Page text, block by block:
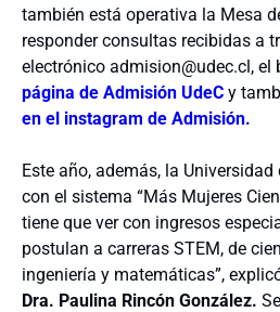
también está operativa la Mesa
responder consultas recibidas a
electrónico admision@udec.cl, el
página de Admisión UdeC y
en el instagram de Admisión.
Este año, además, la
con el sistema “Más Mujeres
tiene que ver con ingresos
postulan a carreras STEM, de
ingeniería y matemáticas”,
Dra. Paulina Rincón González.